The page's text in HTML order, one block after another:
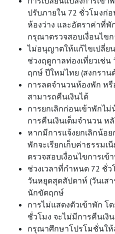
ปรับภายใน 72 ชั่วโมงก่
ห้องว่าง และอัตราค่าที่
กรุณาตรวจสอบเงื่อนไขก
ไม่อนุญาตให้แก้ไขเปลี่ย
ช่วงฤดูกาลท่องเที่ยวเช่
ฤกษ์ ปีใหม่ไทย (สงกรา
การลดจำนวนห้องพัก ห
สามารถคืนเงินได้
การยกเลิกก่อนเข้าพักไ
การคืนเงินเต็มจำนวน ห
หากมีการแจ้งยกเลิกน้อ
พักจะเรียกเก็บค่าธรรมเ
ตรวจสอบเงื่อนไขการเข้
ช่วงเวลาที่กำหนด 72 ชั่
วันหยุดสุดสัปดาห์ (วันเส
นักขัตฤกษ์
การไม่แสดงตัวเข้าพัก โ
ชั่วโมง จะไม่มีการคืนเ
กรุณาศึกษาโปรโมชั่นให้